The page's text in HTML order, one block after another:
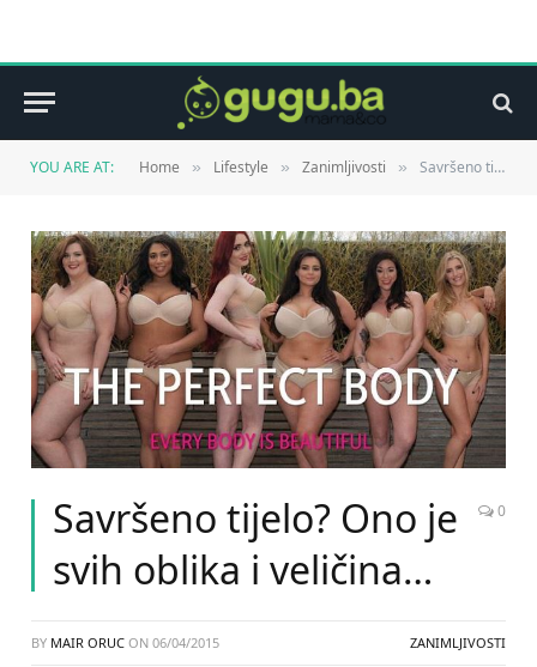
YOU ARE AT: Home » Lifestyle » Zanimljivosti » Savršeno tijelo? Ono je svih oblika i veličina…
Savršeno tijelo? Ono je
svih oblika i veličina…
0
BY MAIR ORUC ON 06/04/2015 ZANIMLJIVOSTI